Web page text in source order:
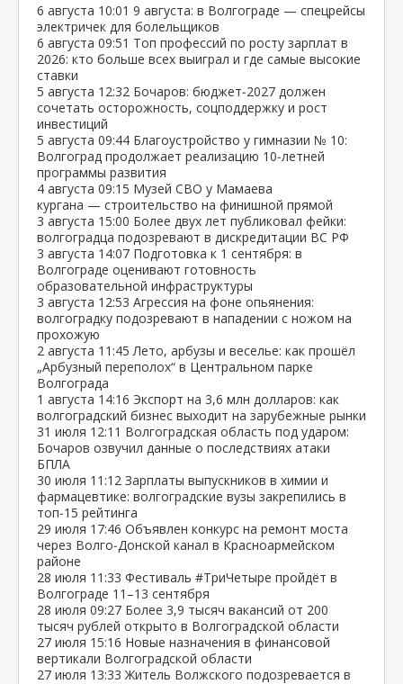
6 августа 10:01 9 августа: в Волгограде — спецрейсы
электричек для болельщиков
6 августа 09:51 Топ профессий по росту зарплат в
2026: кто больше всех выиграл и где самые высокие
ставки
5 августа 12:32 Бочаров: бюджет‑2027 должен
сочетать осторожность, соцподдержку и рост
инвестиций
5 августа 09:44 Благоустройство у гимназии № 10:
Волгоград продолжает реализацию 10‑летней
программы развития
4 августа 09:15 Музей СВО у Мамаева
кургана — строительство на финишной прямой
3 августа 15:00 Более двух лет публиковал фейки:
волгоградца подозревают в дискредитации ВС РФ
3 августа 14:07 Подготовка к 1 сентября: в
Волгограде оценивают готовность
образовательной инфраструктуры
3 августа 12:53 Агрессия на фоне опьянения:
волгоградку подозревают в нападении с ножом на
прохожую
2 августа 11:45 Лето, арбузы и веселье: как прошёл
„Арбузный переполох“ в Центральном парке
Волгограда
1 августа 14:16 Экспорт на 3,6 млн долларов: как
волгоградский бизнес выходит на зарубежные рынки
31 июля 12:11 Волгоградская область под ударом:
Бочаров озвучил данные о последствиях атаки
БПЛА
30 июля 11:12 Зарплаты выпускников в химии и
фармацевтике: волгоградские вузы закрепились в
топ‑15 рейтинга
29 июля 17:46 Объявлен конкурс на ремонт моста
через Волго‑Донской канал в Красноармейском
районе
28 июля 11:33 Фестиваль #ТриЧетыре пройдёт в
Волгограде 11–13 сентября
28 июля 09:27 Более 3,9 тысяч вакансий от 200
тысяч рублей открыто в Волгоградской области
27 июля 15:16 Новые назначения в финансовой
вертикали Волгоградской области
27 июля 13:33 Житель Волжского подозревается в